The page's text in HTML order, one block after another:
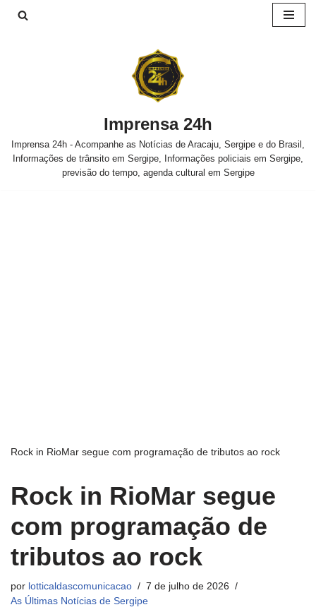
Imprensa 24h
Imprensa 24h - Acompanhe as Notícias de Aracaju, Sergipe e do Brasil,
Informações de trânsito em Sergipe, Informações policiais em Sergipe,
previsão do tempo, agenda cultural em Sergipe
Rock in RioMar segue com programação de tributos ao rock
Rock in RioMar segue
com programação de
tributos ao rock
por lotticaldascomunicacao
7 de julho de 2026
As Últimas Notícias de Sergipe